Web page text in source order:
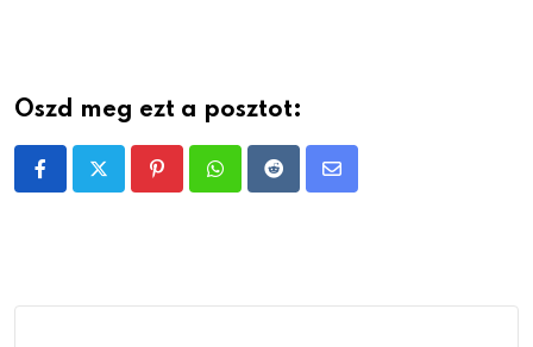
Oszd meg ezt a posztot:
PinterestWhatsappRedditShare